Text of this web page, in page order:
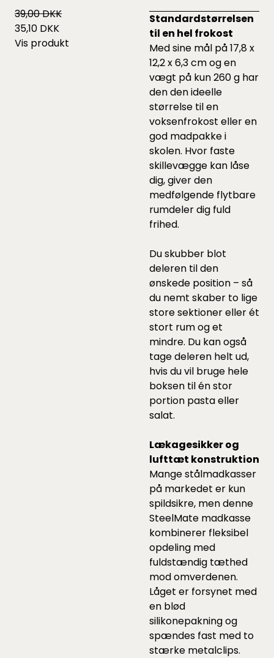
39,00 DKK
35,10 DKK
Vis produkt
Standardstørrelsen
til en hel frokost
Med sine mål på 17,8 x
12,2 x 6,3 cm og en
vægt på kun 260 g har
den den ideelle
størrelse til en
voksenfrokost eller en
god madpakke i
skolen. Hvor faste
skillevægge kan låse
dig, giver den
medfølgende flytbare
rumdeler dig fuld
frihed.
Du skubber blot
deleren til den
ønskede position – så
du nemt skaber to lige
store sektioner eller ét
stort rum og et
mindre. Du kan også
tage deleren helt ud,
hvis du vil bruge hele
boksen til én stor
portion pasta eller
salat.
Lækagesikker og
lufttæt konstruktion
Mange stålmadkasser
på markedet er kun
spildsikre, men denne
SteelMate madkasse
kombinerer fleksibel
opdeling med
fuldstændig tæthed
mod omverdenen.
Låget er forsynet med
en blød
silikonepakning og
spændes fast med to
stærke metalclips.